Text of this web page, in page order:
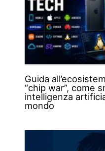
Guida
“chip war”, come
intelligenza
mondo